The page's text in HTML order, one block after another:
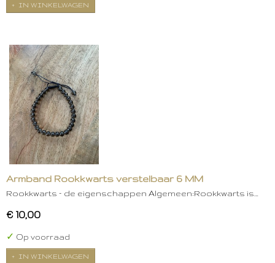
IN WINKELWAGEN
Armband Rookkwarts verstelbaar 6 MM
Rookkwarts – de eigenschappen Algemeen:Rookkwarts is…
€ 10,00
✓ Op voorraad
IN WINKELWAGEN